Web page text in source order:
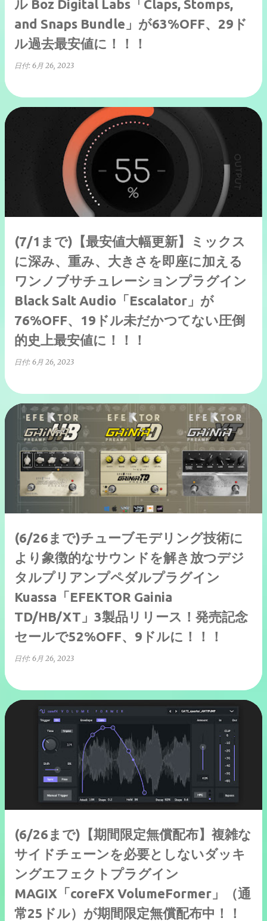
ル Boz Digital Labs「Claps, Stomps,
and Snaps Bundle」が63%OFF、29ド
ル過去最安値に！！！
日付: 6月 26, 2023
(7/1まで)【最安値大幅更新】ミックス
に深み、重み、大きさを即座に加える
ワンノブサチュレーションプラグイン
Black Salt Audio「Escalator」が
76%OFF、19ドル未だかつてない圧倒
的史上最安値に！！！
日付: 6月 26, 2023
(6/26まで)チューブモデリング技術に
より象徴的なサウンドを解き放つデジ
タルプリアンプペダルプラグイン
Kuassa「EFEKTOR Gainia
TD/HB/XT」3製品リリース！発売記念
セールで52%OFF、9ドルに！！！
日付: 6月 26, 2023
(6/26まで)【期間限定無償配布】複雑な
サイドチェーンを必要としないダッキ
ングエフェクトプラグイン
MAGIX「coreFX VolumeFormer」（通
常25ドル）が期間限定無償配布中！！